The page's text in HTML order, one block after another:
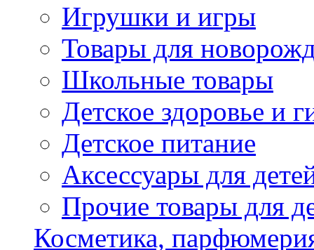
Игрушки и игры
Товары для
Школьные товары
Детское здоровье и
Детское питание
Аксессуары для
Прочие товары для
Косметика,